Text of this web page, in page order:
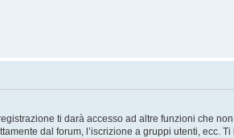
ti darà accesso ad altre funzioni che
dal forum, l’iscrizione a gruppi utenti, ecc.